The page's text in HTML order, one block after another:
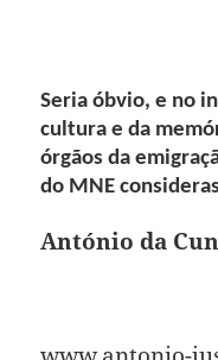
Seria óbvio, e no
cultura e da
órgãos da
do MNE
António da